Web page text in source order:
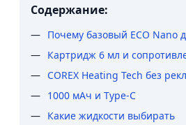
Содержание:
Почему базовый ECO Nano
Картридж 6 мл и
COREX Heating Tech без
1000 мАч и Type-C
Какие жидкости выбирать